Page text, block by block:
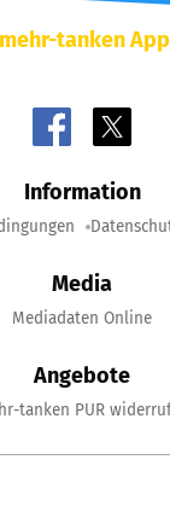
tanken App
Information
Media
Mediadaten Online
Angebote
tanken PUR